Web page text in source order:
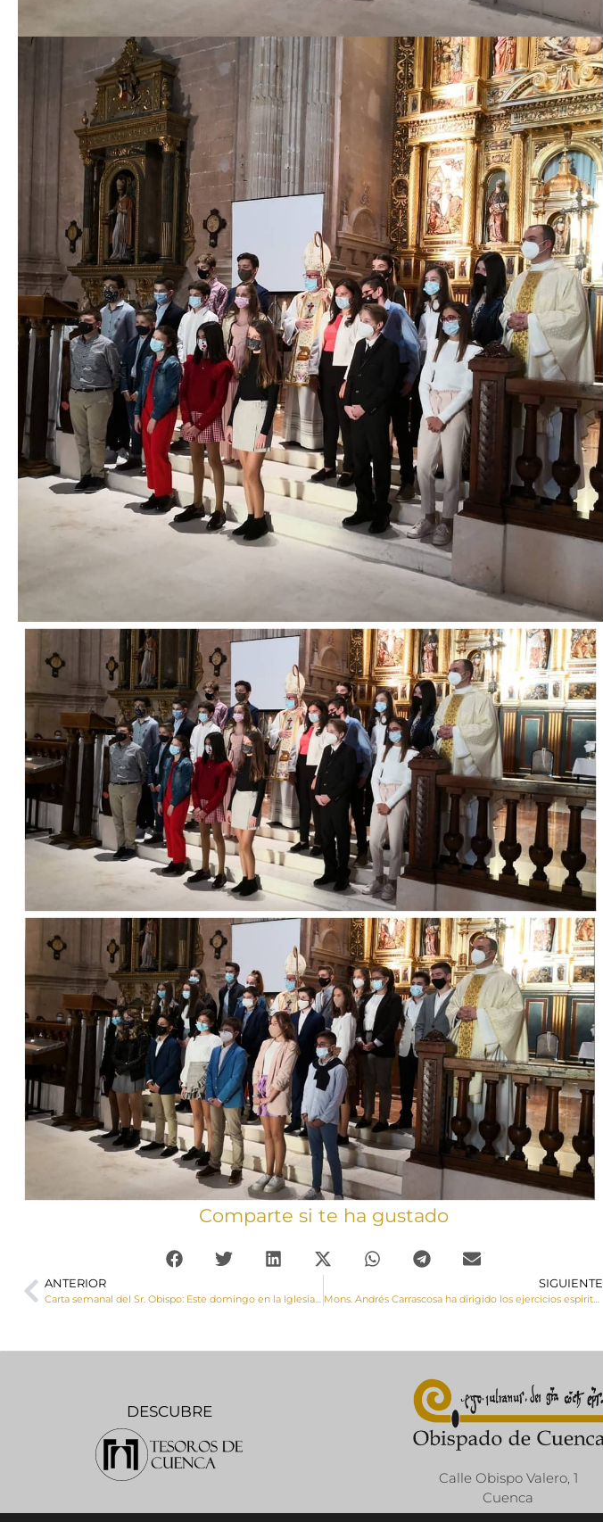
Comparte si te ha gustado
ANTERIOR
Carta semanal del Sr. Obispo: Este domingo en la Iglesia universal se recogerá el así llamado Óbolo de San Pedro
SIGUIENTE
Mons. Andrés Carrascosa ha dirigido los ejercicios espirituales para sacerdotes organizados en el Monasterio de Uclés
DESCUBRE
Calle Obispo Valero, 1
Cuenca